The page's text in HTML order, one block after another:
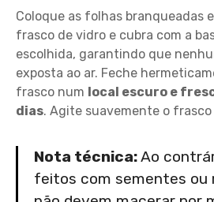
Coloque as folhas branqueadas
frasco de vidro e cubra com a
escolhida, garantindo que
exposta ao ar. Feche
frasco num local escuro e
dias. Agite suavemente o frasco
Nota técnica:Ao
feitos com sementes ou